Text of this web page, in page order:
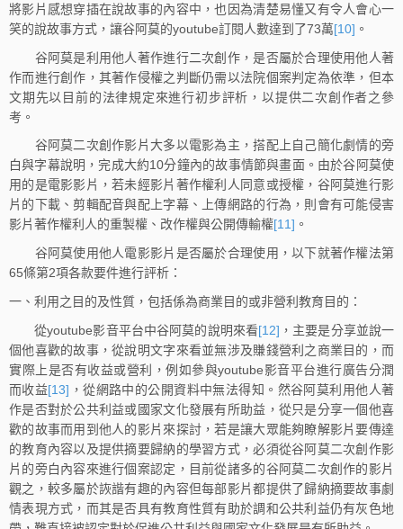
將影片感想穿插在說故事的內容中，也因為清楚易懂又有令人會心一
笑的說故事方式，讓谷阿莫的youtube訂閱人數達到了73萬[10] 。
谷阿莫是利用他人著作進行二次創作，是否屬於合理使用他人著
作而進行創作，其著作侵權之判斷仍需以法院個案判定為依準，但本
文期先以目前的法律規定來進行初步評析，以提供二次創作者之參
考。
谷阿莫二次創作影片大多以電影為主，搭配上自己簡化劇情的旁
白與字幕說明，完成大約10分鐘內的故事情節與畫面。由於谷阿莫使
用的是電影影片，若未經影片著作權利人同意或授權，谷阿莫進行影
片的下載、剪輯配音與配上字幕、上傳網路的行為，則會有可能侵害
影片著作權利人的重製權、改作權與公開傳輸權[11] 。
谷阿莫使用他人電影影片是否屬於合理使用，以下就著作權法第
65條第2項各款要件進行評析：
一、利用之目的及性質，包括係為商業目的或非營利教育目的：
從youtube影音平台中谷阿莫的說明來看[12] ，主要是分享並說一
個他喜歡的故事，從說明文字來看並無涉及賺錢營利之商業目的，而
實際上是否有收益或營利，例如參與youtube影音平台進行廣告分潤
而收益[13] ，從網路中的公開資料中無法得知。然谷阿莫利用他人著
作是否對於公共利益或國家文化發展有所助益，從只是分享一個他喜
歡的故事而用到他人的影片來探討，若是讓大眾能夠瞭解影片要傳達
的教育內容以及提供摘要歸納的學習方式，必須從谷阿莫二次創作影
片的旁白內容來進行個案認定，目前從諸多的谷阿莫二次創作的影片
觀之，較多屬於詼諧有趣的內容但每部影片都提供了歸納摘要故事劇
情表現方式，而其是否具有教育性質有助於調和公共利益仍有灰色地